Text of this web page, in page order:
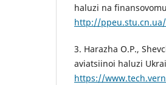
haluzi na
http://
3. Harazha O.P.,
aviatsiinoi haluzi
https://